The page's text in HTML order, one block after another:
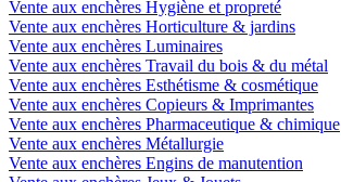
Vente aux enchères Hygiène et propreté
Vente aux enchères Horticulture & jardins
Vente aux enchères Luminaires
Vente aux enchères Travail du bois & du métal
Vente aux enchères Esthétisme & cosmétique
Vente aux enchères Copieurs & Imprimantes
Vente aux enchères Pharmaceutique & chimique
Vente aux enchères Métallurgie
Vente aux enchères Engins de manutention